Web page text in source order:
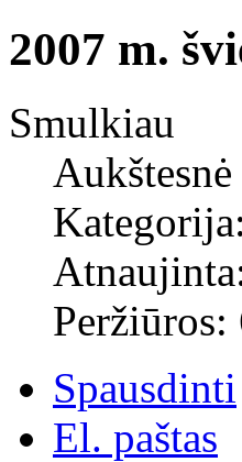
2007 m.
Smulkiau
Kategorija:
Peržiūros:
Spausdinti
El. paštas